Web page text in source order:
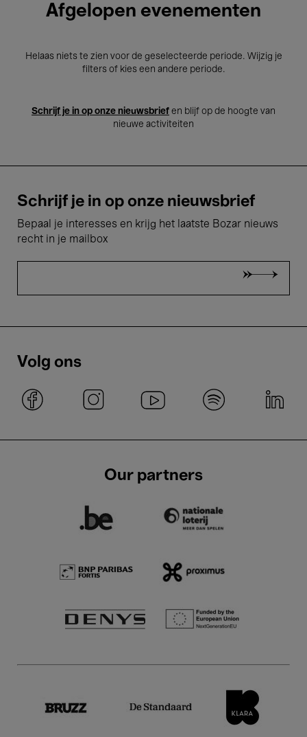
Afgelopen evenementen
Helaas niets te zien voor de geselecteerde periode. Wijzig je
filters of kies een andere periode.
Schrijf je in op onze nieuwsbrief en blijf op de hoogte van
nieuwe activiteiten
Schrijf je in op onze nieuwsbrief
Bepaal je interesses en krijg het laatste Bozar nieuws
recht in je mailbox
Volg ons
Our partners